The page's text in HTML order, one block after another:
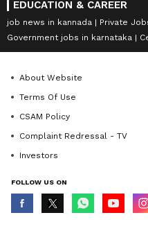
EDUCATION & CAREER
job news in kannada Private
Government jobs in karnataka
About Website
Terms Of Use
CSAM Policy
Complaint Redressal - TV
Investors
FOLLOW US ON